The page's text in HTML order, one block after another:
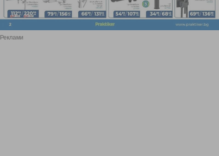
Реклами